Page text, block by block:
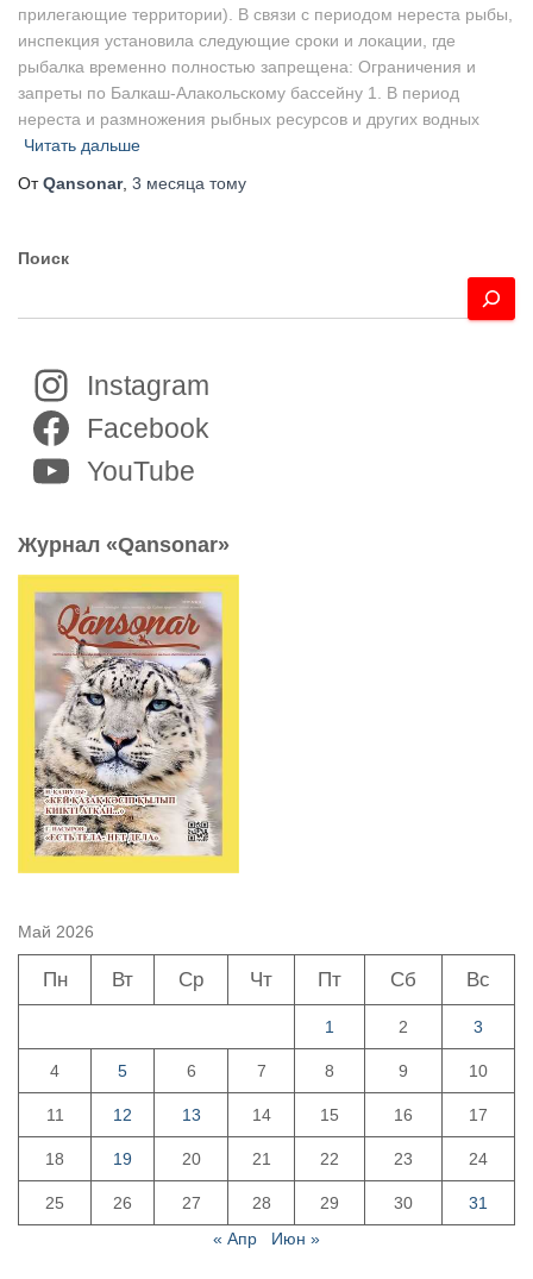
прилегающие территории). В связи с периодом нереста рыбы,
инспекция установила следующие сроки и локации, где
рыбалка временно полностью запрещена: Ограничения и
запреты по Балкаш-Алакольскому бассейну 1. В период
нереста и размножения рыбных ресурсов и других водных
Читать дальше
ОтQansonar, 3 месяца тому
Поиск
Instagram
Facebook
YouTube
Журнал «Qansonar»
Май 2026
Пн Вт Ср Чт Пт Сб Вс
1 2 3
4 5 6 7 8 9 10
11 12 13 14 15 16 17
18 19 20 21 22 23 24
25 26 27 28 29 30
31
« Апр
Июн »